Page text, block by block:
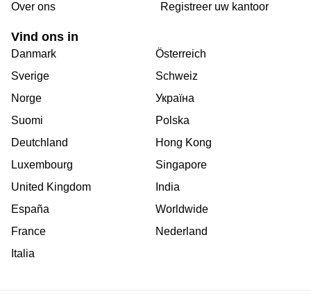
Over ons
Registreer uw kantoor
Vind ons in
Danmark
Sverige
Norge
Suomi
Deutchland
Luxembourg
United Kingdom
España
France
Italia
Österreich
Schweiz
Україна
Polska
Hong Kong
Singapore
India
Worldwide
Nederland